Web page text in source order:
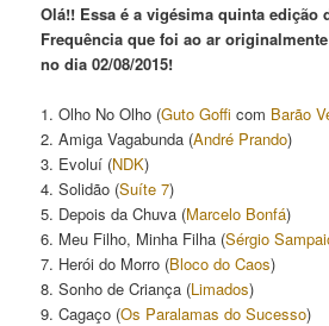
Olá!! Essa é a vigésima quinta edição
Frequência que foi ao ar
no dia 02/08/2015!
1. Olho No Olho (Guto Goffi com Barão
2. Amiga Vagabunda (André Prando)
3. Evoluí (NDK)
4. Solidão (Suíte 7)
5. Depois da Chuva (Marcelo Bonfá)
6. Meu Filho, Minha Filha (Sérgio
7. Herói do Morro (Bloco do Caos)
8. Sonho de Criança (Limados)
9. Cagaço (Os Paralamas do Sucesso)